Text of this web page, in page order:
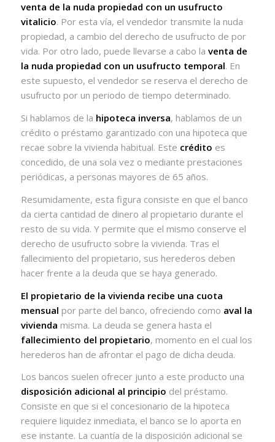
venta de la nuda propiedad con un usufructo
vitalicio. Por esta vía, el vendedor transmite la nuda
propiedad, a cambio del derecho de usufructo de por
vida. Por otro lado, puede llevarse a cabo la venta de
la nuda propiedad con un usufructo temporal. En
este supuesto, el vendedor se reserva el derecho de
usufructo por un periodo de tiempo determinado.
Si hablamos de la hipoteca inversa, hablamos de un
crédito o préstamo garantizado con una hipoteca que
recae sobre la vivienda habitual. Este crédito es
concedido, de una sola vez o mediante prestaciones
periódicas, a personas mayores de 65 años.
Resumidamente, esta figura consiste en que el banco
da cierta cantidad de dinero al propietario durante el
resto de su vida. Y permite que el mismo conserve el
derecho de usufructo sobre la vivienda. Tras el
fallecimiento del propietario, sus herederos deben
hacer frente a la deuda que se haya generado.
El propietario de la vivienda recibe una cuota
mensual por parte del banco, ofreciendo como aval la
vivienda misma. La deuda se genera hasta el
fallecimiento del propietario, momento en el cual los
herederos han de afrontar el pago de dicha deuda.
Los bancos suelen ofrecer junto a este producto una
disposición adicional al principio del préstamo.
Consiste en que si el concesionario de la hipoteca
requiere liquidez inmediata, el banco se lo aporta en
ese instante. La cuantía de la disposición adicional se